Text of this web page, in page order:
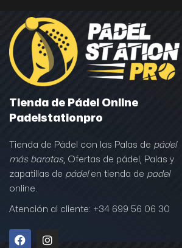
Tienda de Pádel Online
Padelstationpro
Tienda de Pádel con las Palas de pádel
más baratas, Ofertas de pádel, Palas y
zapatillas de pádelen tienda de padel
online.
Atención al cliente: +34 699 56 06 30